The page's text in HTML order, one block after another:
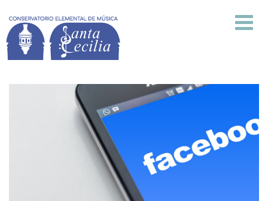
Centro
Está aquí: Inicio Noticias
Conoce el Facebook del Conservatorio